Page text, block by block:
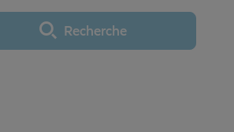
positionRecherche